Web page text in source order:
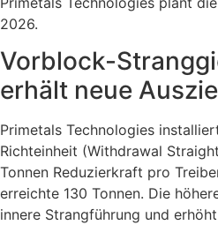
2026.
Vorblock-
erhält neue
Primetals Technologies
Richteinheit (Withdrawal
Tonnen Reduzierkraft pro
erreichte 130 Tonnen. Die
innere Strangführung und